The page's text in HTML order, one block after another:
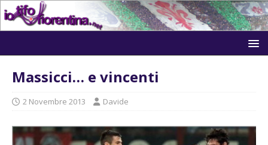
Massicci… e vincenti
2 Novembre 2013 Davide